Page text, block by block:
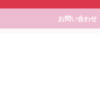
お問い合わせ